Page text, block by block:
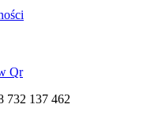
Qr
732 137 462